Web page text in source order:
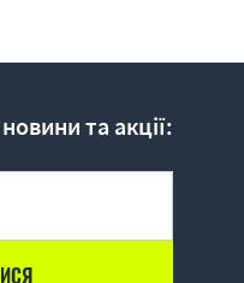
та акції: